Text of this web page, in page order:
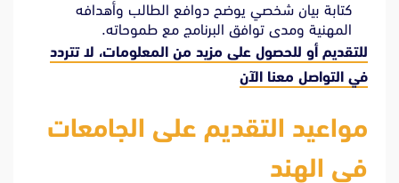
كتابة بيان شخصي يوضح دوافع الطالب وأهدافه
المهنية ومدى توافق البرنامج مع طموحاته.
للتقديم أو للحصول على مزيد من المعلومات، لا تتردد
في التواصل معنا الآن
مواعيد التقديم على الجامعات
في الهند